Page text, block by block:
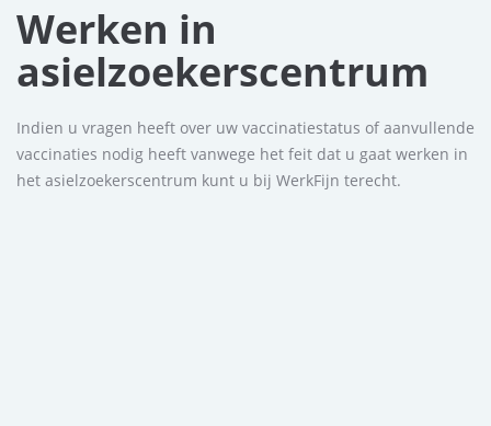
Werken in
asielzoekerscentrum
Indien u vragen heeft over uw vaccinatiestatus of aanvullende
vaccinaties nodig heeft vanwege het feit dat u gaat werken in
het asielzoekerscentrum kunt u bij WerkFijn terecht.